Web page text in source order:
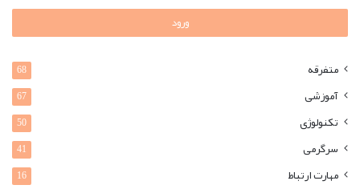
ورود
متفرقه 68
آموزشی 67
تکنولوژی 50
سرگرمی 41
مهارت ارتباط 16